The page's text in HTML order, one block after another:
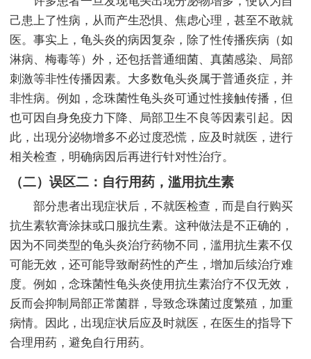
己患上了性病，从而产生恐惧、焦虑心理，甚至不敢就
医。事实上，龟头炎的病因复杂，除了性传播疾病（如
淋病、梅毒等）外，还包括普通细菌、真菌感染、局部
刺激等非性传播因素。大多数龟头炎属于普通炎症，并
非性病。例如，念珠菌性龟头炎可通过性接触传播，但
也可因自身免疫力下降、局部卫生不良等因素引起。因
此，出现分泌物增多不必过度恐慌，应及时就医，进行
相关检查，明确病因后再进行针对性治疗。
（二）误区二：自行用药，滥用抗生素
部分患者出现症状后，不就医检查，而是自行购买
抗生素软膏涂抹或口服抗生素。这种做法是不正确的，
因为不同类型的龟头炎治疗药物不同，滥用抗生素不仅
可能无效，还可能导致耐药性的产生，增加后续治疗难
度。例如，念珠菌性龟头炎使用抗生素治疗不仅无效，
反而会抑制局部正常菌群，导致念珠菌过度繁殖，加重
病情。因此，出现症状后应及时就医，在医生的指导下
合理用药，避免自行用药。